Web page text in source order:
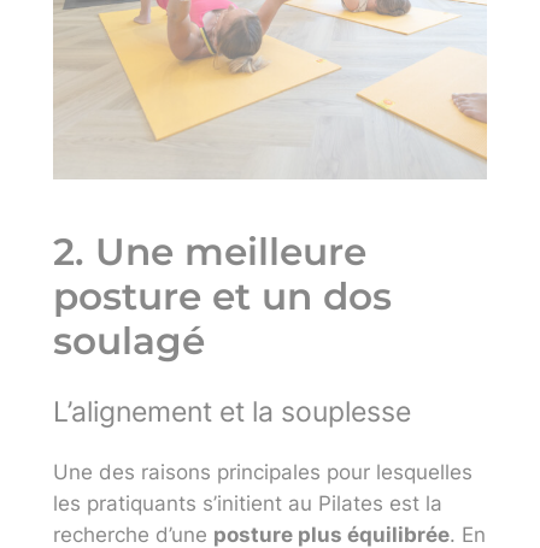
2. Une meilleure
posture et un dos
soulagé
L’alignement et la souplesse
Une des raisons principales pour lesquelles
les pratiquants s’initient au Pilates est la
recherche d’une posture plus équilibrée. En